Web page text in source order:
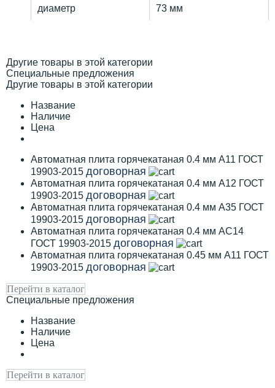
диаметр 73 мм
Другие товары в этой категории
Специальные предложения
Другие товары в этой категории
Название
Наличие
Цена
Автоматная плита горячекатаная 0.4 мм А11 ГОСТ
19903-2015 договорная
Автоматная плита горячекатаная 0.4 мм А12 ГОСТ
19903-2015 договорная
Автоматная плита горячекатаная 0.4 мм А35 ГОСТ
19903-2015 договорная
Автоматная плита горячекатаная 0.4 мм АС14
ГОСТ 19903-2015 договорная
Автоматная плита горячекатаная 0.45 мм А11 ГОСТ
19903-2015 договорная
Перейти в каталог
Специальные предложения
Название
Наличие
Цена
Перейти в каталог